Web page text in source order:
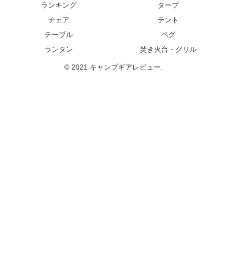
ランキング
タープ
チェア
テント
テーブル
ペグ
ランタン
焚き火台・グリル
© 2021 キャンプギアレビュー.